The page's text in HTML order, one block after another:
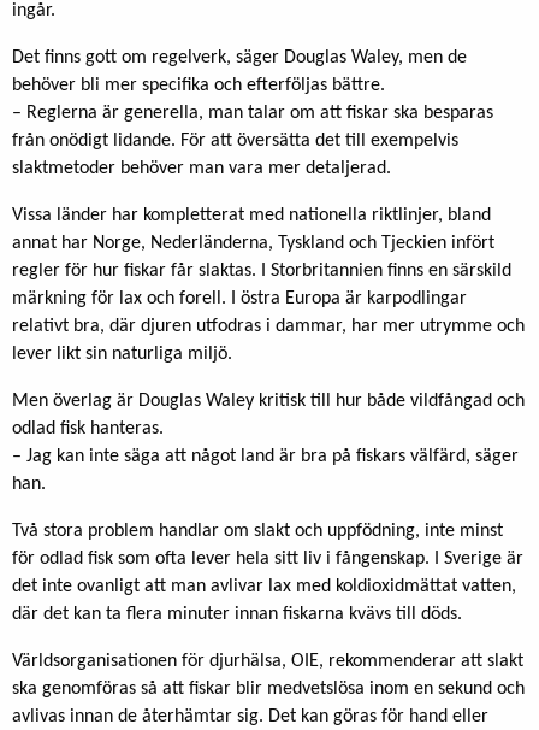
ingår.
Det finns gott om regelverk, säger Douglas Waley, men de
behöver bli mer specifika och efterföljas bättre.
– Reglerna är generella, man talar om att fiskar ska besparas
från onödigt lidande. För att översätta det till exempelvis
slaktmetoder behöver man vara mer detaljerad.
Vissa länder har kompletterat med nationella riktlinjer, bland
annat har Norge, Nederländerna, Tyskland och Tjeckien infört
regler för hur fiskar får slaktas. I Storbritannien finns en särskild
märkning för lax och forell. I östra Europa är karpodlingar
relativt bra, där djuren utfodras i dammar, har mer utrymme och
lever likt sin naturliga miljö.
Men överlag är Douglas Waley kritisk till hur både vildfångad och
odlad fisk hanteras.
– Jag kan inte säga att något land är bra på fiskars välfärd, säger
han.
Två stora problem handlar om slakt och uppfödning, inte minst
för odlad fisk som ofta lever hela sitt liv i fångenskap. I Sverige är
det inte ovanligt att man avlivar lax med koldioxidmättat vatten,
där det kan ta flera minuter innan fiskarna kvävs till döds.
Världsorganisationen för djurhälsa, OIE, rekommenderar att slakt
ska genomföras så att fiskar blir medvetslösa inom en sekund och
avlivas innan de återhämtar sig. Det kan göras för hand eller